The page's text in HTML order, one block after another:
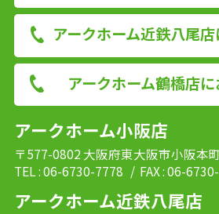
アークホーム近鉄八尾
アークホーム鶴橋店
アークホーム小阪店
〒577-0802 大阪府東大阪市小阪本
TEL : 06-6730-7778 / FAX : 06-
アークホーム近鉄八尾店